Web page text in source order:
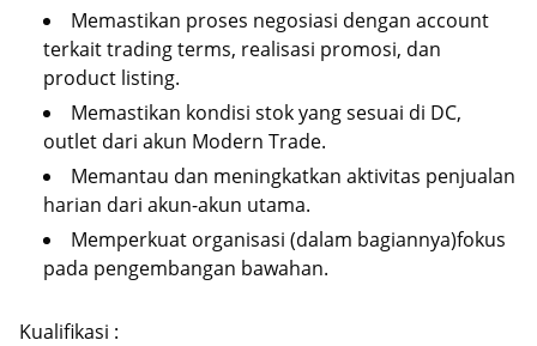
Memastikan proses negosiasi dengan account
terkait trading terms, realisasi promosi, dan
product listing.
Memastikan kondisi stok yang sesuai di DC,
outlet dari akun Modern Trade.
Memantau dan meningkatkan aktivitas penjualan
harian dari akun-akun utama.
Memperkuat organisasi (dalam bagiannya)fokus
pada pengembangan bawahan.
Kualifikasi :